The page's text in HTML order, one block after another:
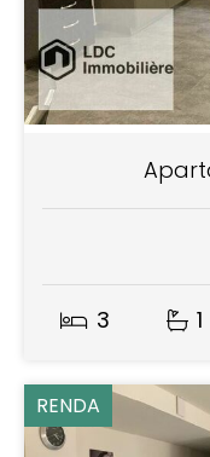
3 1
RENDA